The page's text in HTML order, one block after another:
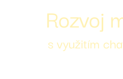
Rozvoj
s využitím